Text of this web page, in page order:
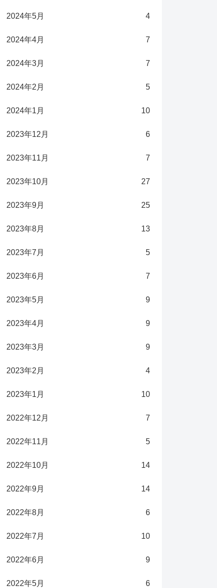
2024年5月 4
2024年4月 7
2024年3月 7
2024年2月 5
2024年1月 10
2023年12月 6
2023年11月 7
2023年10月 27
2023年9月 25
2023年8月 13
2023年7月 5
2023年6月 7
2023年5月 9
2023年4月 9
2023年3月 9
2023年2月 4
2023年1月 10
2022年12月 7
2022年11月 5
2022年10月 14
2022年9月 14
2022年8月 6
2022年7月 10
2022年6月 9
2022年5月 6